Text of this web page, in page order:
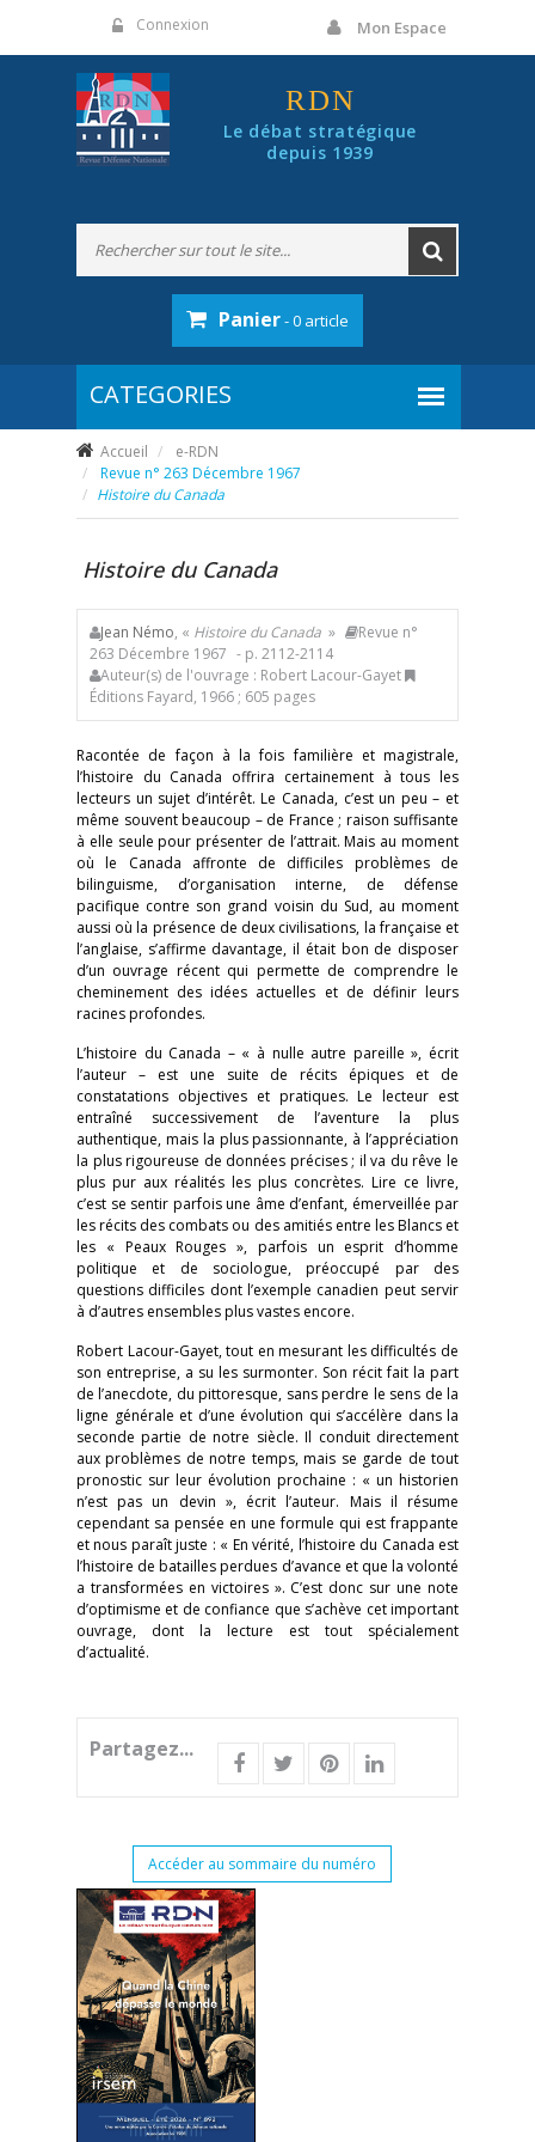
Connexion Mon Espace
RDN
Le débat stratégique
depuis 1939
Panier- 0 article
Accueil
e-RDN
Revue n° 263 Décembre 1967
Histoire du Canada
Histoire du Canada
Jean Némo, « Histoire du Canada »
Revue n°
263 Décembre 1967 - p. 2112-2114
Auteur(s) de l'ouvrage : Robert Lacour-Gayet
Éditions Fayard, 1966 ; 605 pages
Racontée de façon à la fois familière et magistrale,
l’histoire du Canada offrira certainement à tous les
lecteurs un sujet d’intérêt. Le Canada, c’est un peu – et
même souvent beaucoup – de France ; raison suffisante
à elle seule pour présenter de l’attrait. Mais au moment
où le Canada affronte de difficiles problèmes de
bilinguisme, d’organisation interne, de défense
pacifique contre son grand voisin du Sud, au moment
aussi où la présence de deux civilisations, la française et
l’anglaise, s’affirme davantage, il était bon de disposer
d’un ouvrage récent qui permette de comprendre le
cheminement des idées actuelles et de définir leurs
racines profondes.
L’histoire du Canada – « à nulle autre pareille », écrit
l’auteur – est une suite de récits épiques et de
constatations objectives et pratiques. Le lecteur est
entraîné successivement de l’aventure la plus
authentique, mais la plus passionnante, à l’appréciation
la plus rigoureuse de données précises ; il va du rêve le
plus pur aux réalités les plus concrètes. Lire ce livre,
c’est se sentir parfois une âme d’enfant, émerveillée par
les récits des combats ou des amitiés entre les Blancs et
les « Peaux Rouges », parfois un esprit d’homme
politique et de sociologue, préoccupé par des
questions difficiles dont l’exemple canadien peut servir
à d’autres ensembles plus vastes encore.
Robert Lacour-Gayet, tout en mesurant les difficultés de
son entreprise, a su les surmonter. Son récit fait la part
de l’anecdote, du pittoresque, sans perdre le sens de la
ligne générale et d’une évolution qui s’accélère dans la
seconde partie de notre siècle. Il conduit directement
aux problèmes de notre temps, mais se garde de tout
pronostic sur leur évolution prochaine : « un historien
n’est pas un devin », écrit l’auteur. Mais il résume
cependant sa pensée en une formule qui est frappante
et nous paraît juste : « En vérité, l’histoire du Canada est
l’histoire de batailles perdues d’avance et que la volonté
a transformées en victoires ». C’est donc sur une note
d’optimisme et de confiance que s’achève cet important
ouvrage, dont la lecture est tout spécialement
d’actualité.
Partagez...
Accéder au sommaire du numéro